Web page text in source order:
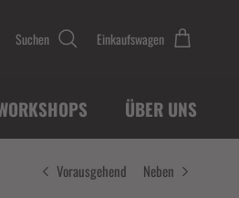
Suchen Einkaufswagen
ÜBER UNS
Vorausgehend Neben